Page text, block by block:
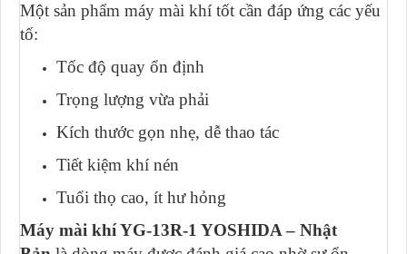
Một sản phẩm máy mài khí tốt cần đáp ứng các yếu
tố:
Tốc độ quay ổn định
Trọng lượng vừa phải
Kích thước gọn nhẹ, dễ thao tác
Tiết kiệm khí nén
Tuổi thọ cao, ít hư hỏng
Máy mài khí YG-13R-1 YOSHIDA – Nhật